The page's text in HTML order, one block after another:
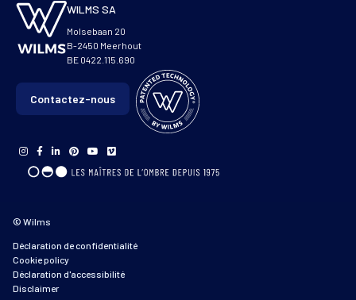
WILMS SA
Molsebaan 20
B-2450 Meerhout
BE 0422.115.690
Contactez-nous
© Wilms
Déclaration de confidentialité
Cookie policy
Déclaration d'accessibilité
Disclaimer